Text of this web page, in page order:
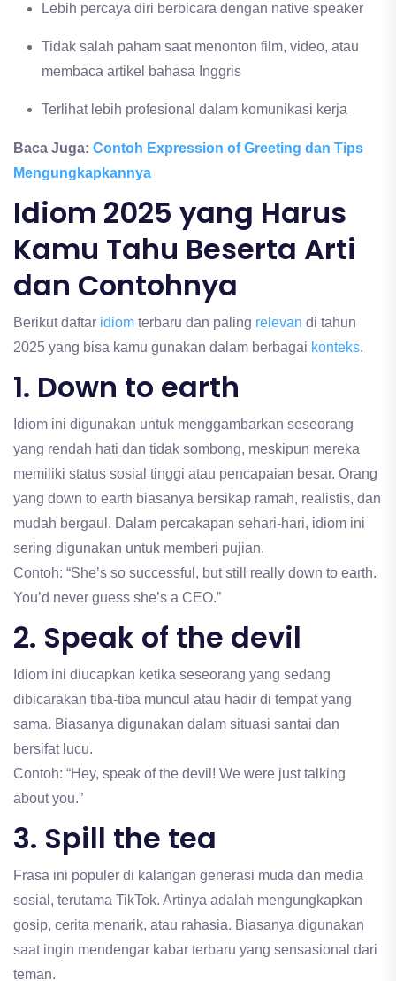
Lebih percaya diri berbicara dengan native speaker
Tidak salah paham saat menonton film, video, atau
membaca artikel bahasa Inggris
Terlihat lebih profesional dalam komunikasi kerja
Baca Juga: Contoh Expression of Greeting dan Tips
Mengungkapkannya
Idiom 2025 yang Harus
Kamu Tahu Beserta Arti
dan Contohnya
Berikut daftar idiom terbaru dan paling relevan di tahun
2025 yang bisa kamu gunakan dalam berbagai konteks.
1. Down to earth
Idiom ini digunakan untuk menggambarkan seseorang
yang rendah hati dan tidak sombong, meskipun mereka
memiliki status sosial tinggi atau pencapaian besar. Orang
yang down to earth biasanya bersikap ramah, realistis, dan
mudah bergaul. Dalam percakapan sehari-hari, idiom ini
sering digunakan untuk memberi pujian.
Contoh: “She’s so successful, but still really down to earth.
You’d never guess she’s a CEO.”
2. Speak of the devil
Idiom ini diucapkan ketika seseorang yang sedang
dibicarakan tiba-tiba muncul atau hadir di tempat yang
sama. Biasanya digunakan dalam situasi santai dan
bersifat lucu.
Contoh: “Hey, speak of the devil! We were just talking
about you.”
3. Spill the tea
Frasa ini populer di kalangan generasi muda dan media
sosial, terutama TikTok. Artinya adalah mengungkapkan
gosip, cerita menarik, atau rahasia. Biasanya digunakan
saat ingin mendengar kabar terbaru yang sensasional dari
teman.